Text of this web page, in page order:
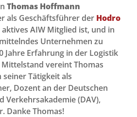
Thomas Hoffmann
als Geschäftsführer der Hodro
AIW Mitglied ist, und in
Unternehmen zu
Jahre Erfahrung in der Logistik
vereint Thomas
Tätigkeit als
Dozent an der Deutschen
Verkehrsakademie (DAV),
Danke Thomas!